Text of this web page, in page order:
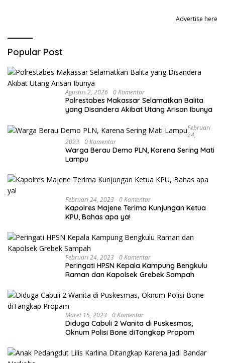
Advertise here
Popular Post
Agustus 2, 2026 0 Komentar
Polrestabes Makassar Selamatkan Balita
yang Disandera Akibat Utang Arisan Ibunya
Februari
24,
2023 0 Komentar
Warga Berau Demo PLN, Karena Sering Mati
Lampu
Februari 24, 2023 0 Komentar
Kapolres Majene Terima Kunjungan Ketua
KPU, Bahas apa ya!
Februari 24, 2023 0 Komentar
Peringati HPSN Kepala Kampung Bengkulu
Raman dan Kapolsek Grebek Sampah
Maret 15, 2023 0 Komentar
Diduga Cabuli 2 Wanita di Puskesmas,
Oknum Polisi Bone diTangkap Propam